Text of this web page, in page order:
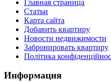
Главная страница
Статьи
Карта сайта
Добавить квартиру
Новости недвижимости
Забронировать квартиру
Політика
Информация